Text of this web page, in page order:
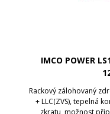
IMCO POWER
Rackový zálohovaný
+ LLC(ZVS), tepelná
zkratu, možnost